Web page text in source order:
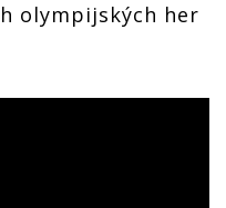
olympijských her